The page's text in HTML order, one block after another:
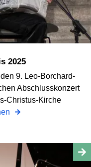
2025
9. Leo-Borchard-
Abschlusskonzert
Christus-Kirche